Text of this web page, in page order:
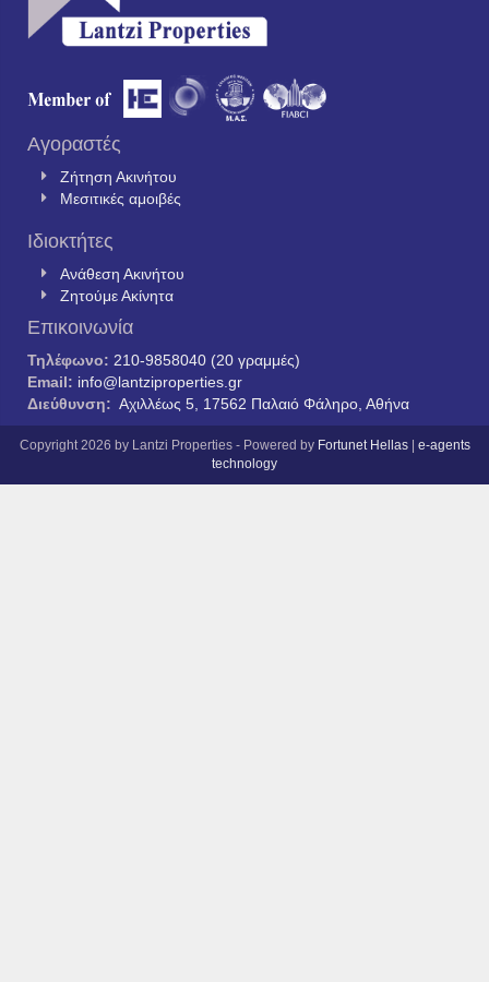
Αγοραστές
Ζήτηση Ακινήτου
Μεσιτικές αμοιβές
Ιδιοκτήτες
Ανάθεση Ακινήτου
Ζητούμε Ακίνητα
Επικοινωνία
Τηλέφωνο: 210-9858040 (20 γραμμές)
Email: info@lantziproperties.gr
Διεύθυνση: Αχιλλέως 5, 17562 Παλαιό Φάληρο, Αθήνα
Copyright 2026 by Lantzi Properties - Powered by Fortunet Hellas| e-agents
technology